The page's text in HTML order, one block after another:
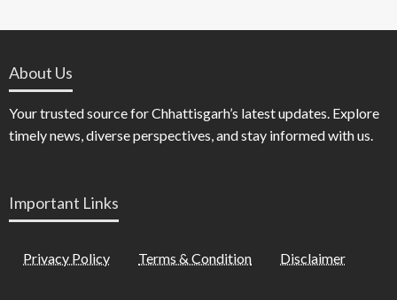
About Us
Your trusted source for Chhattisgarh’s latest updates. Explore
timely news, diverse perspectives, and stay informed with us.
Important Links
Privacy Policy Terms & Condition Disclaimer